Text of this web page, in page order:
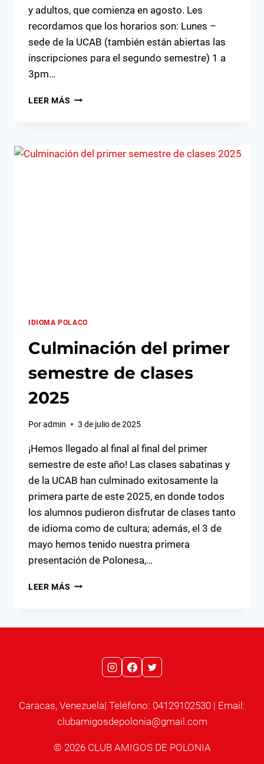
y adultos, que comienza en agosto. Les
recordamos que los horarios son: Lunes –
sede de la UCAB (también están abiertas las
inscripciones para el segundo semestre) 1 a
3pm…
LEER MÁS ¡BIENVENIDOS
VACACIONAL
IDIOMA POLACO
Culminación del primer
semestre de clases
2025
Poradmin 3 de julio de 2025
¡Hemos llegado al final al final del primer
semestre de este año! Las clases sabatinas y
de la UCAB han culminado exitosamente la
primera parte de este 2025, en donde todos
los alumnos pudieron disfrutar de clases tanto
de idioma como de cultura; además, el 3 de
mayo hemos tenido nuestra primera
presentación de Polonesa,…
LEER MÁS CULMINACIÓN
Caracas, Venezuela| Teléfono: 04129102530 | Email:
clubamigosdepolonia@gmail.com
© 2026 CLUB AMIGOS DE POLONIA